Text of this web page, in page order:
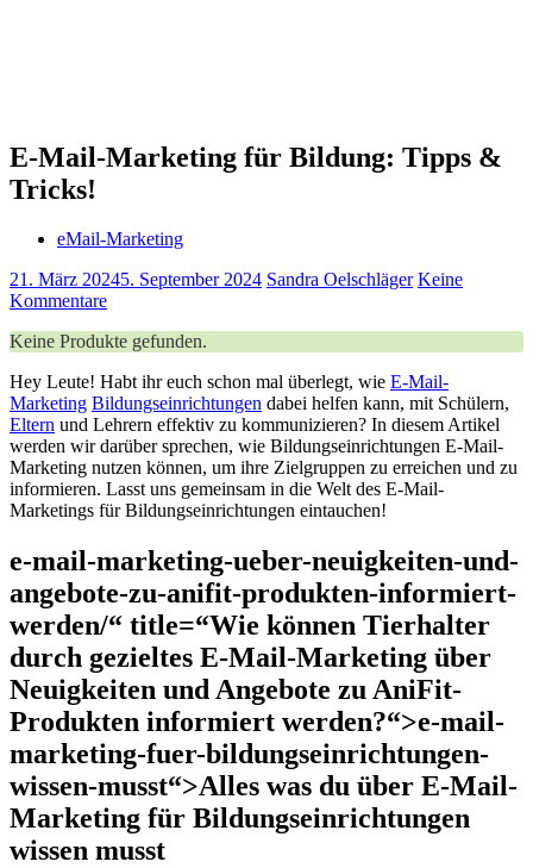
E-Mail-Marketing für Bildung: Tipps &
Tricks!
eMail-Marketing
21. März 20245. September 2024 Sandra Oelschläger Keine
Kommentare
Keine Produkte gefunden.
Hey‌ Leute!⁤ Habt ihr euch schon ⁤mal überlegt, wie E-Mail-
Marketing Bildungseinrichtungen ​ dabei helfen kann, mit Schülern,
Eltern und⁢ Lehrern effektiv ‌zu kommunizieren? In diesem Artikel
werden​ wir darüber sprechen, wie Bildungseinrichtungen E-Mail-
Marketing nutzen können, um ihre Zielgruppen zu erreichen und zu
informieren. Lasst uns gemeinsam⁢ in die ⁢Welt des E-Mail-
Marketings für Bildungseinrichtungen eintauchen!
e-mail-marketing-ueber-neuigkeiten-und-
angebote-zu-anifit-produkten-informiert-
werden/“ title=“Wie können Tierhalter
durch gezieltes E-Mail-Marketing über
Neuigkeiten und Angebote zu AniFit-
Produkten informiert werden?“>e-mail-
marketing-fuer-bildungseinrichtungen-
wissen-musst“>Alles⁢ was du ⁣über​ E-Mail-
Marketing ‌für Bildungseinrichtungen
wissen ⁢musst